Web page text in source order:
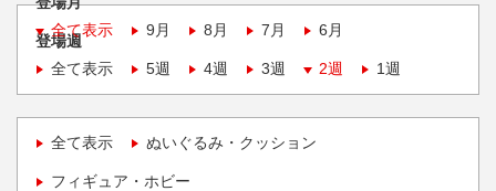
全て表示
9月 8月 7月 6月
登場週
全て表示
5週 4週 3週 2週 1週
全て表示 ぬいぐるみ・クッション
フィギュア・ホビー